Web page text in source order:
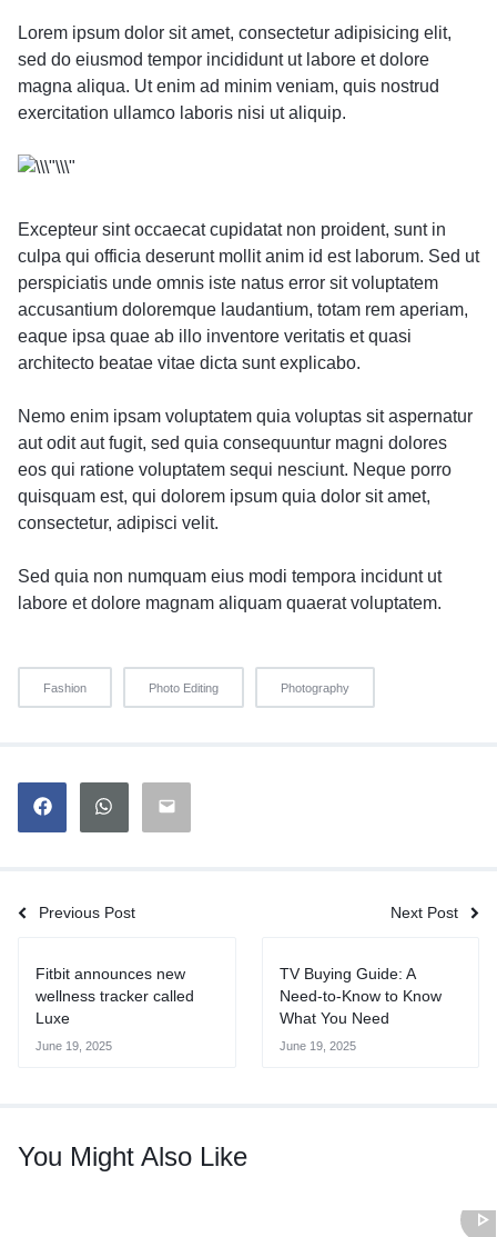
Lorem ipsum dolor sit amet, consectetur adipisicing elit,
sed do eiusmod tempor incididunt ut labore et dolore
magna aliqua. Ut enim ad minim veniam, quis nostrud
exercitation ullamco laboris nisi ut aliquip.
Excepteur sint occaecat cupidatat non proident, sunt in
culpa qui officia deserunt mollit anim id est laborum. Sed ut
perspiciatis unde omnis iste natus error sit voluptatem
accusantium doloremque laudantium, totam rem aperiam,
eaque ipsa quae ab illo inventore veritatis et quasi
architecto beatae vitae dicta sunt explicabo.
Nemo enim ipsam voluptatem quia voluptas sit aspernatur
aut odit aut fugit, sed quia consequuntur magni dolores
eos qui ratione voluptatem sequi nesciunt. Neque porro
quisquam est, qui dolorem ipsum quia dolor sit amet,
consectetur, adipisci velit.
Sed quia non numquam eius modi tempora incidunt ut
labore et dolore magnam aliquam quaerat voluptatem.
Fashion Photo Editing Photography
Previous Post Next Post
Fitbit announces new
wellness tracker called
Luxe
June 19, 2025
TV Buying Guide: A
Need-to-Know to Know
What You Need
June 19, 2025
You Might Also Like